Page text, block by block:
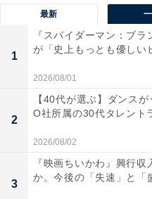
ます。というのはその直
を知って、実朝は公暁に
氏に（権力を）取り戻そ
し出ているんです。でも
には、もはや復讐以外の選
拝賀式で刀を持った彼と
は……楽になりました。
最新
1
『スパイダーマン：ブラ
が「史上もっとも優しい
2026/08/01
2
【40代が選ぶ】ダンス
O社所属の30代タレント
2026/08/02
3
『映画ちいかわ』興行
か。今後の「失速」と「